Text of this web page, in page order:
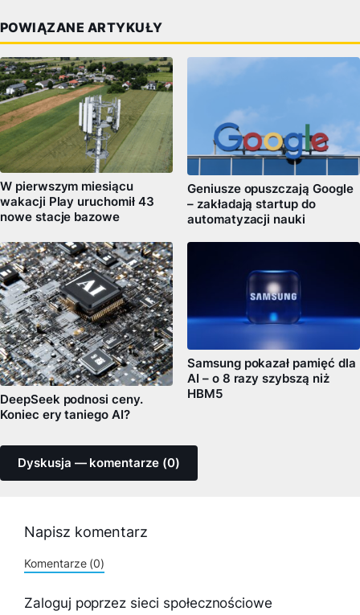
POWIĄZANE ARTYKUŁY
W pierwszym miesiącu
wakacji Play uruchomił 43
nowe stacje bazowe
Geniusze opuszczają Google
– zakładają startup do
automatyzacji nauki
DeepSeek podnosi ceny.
Koniec ery taniego AI?
Samsung pokazał pamięć dla
AI – o 8 razy szybszą niż
HBM5
Dyskusja — komentarze (0)
Napisz komentarz
Komentarze (0)
Zaloguj poprzez sieci społecznościowe